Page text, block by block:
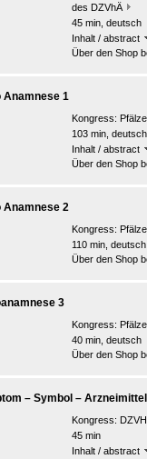
des DZVhÄ
45 min, deutsch
Inhalt / abstract
Über den Shop
Anamnese 1
Kongress:
103 min, deutsch
Inhalt / abstract
Über den Shop
Anamnese 2
Kongress:
110 min, deutsch
Über den Shop
3
Kongress:
40 min, deutsch
Über den Shop
– Symbol –
Kongress:
45 min
Inhalt / abstract